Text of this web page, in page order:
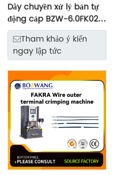
Dây chuyền xử lý bán tự
động cáp BZW-6.0FK02
FAKRA
Tham khảo ý kiến ​​
ngay lập tức